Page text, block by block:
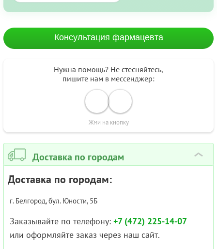
Консультация фармацевта
Нужна помощь? Не стесняйтесь,
пишите нам в мессенджер:
Жми на кнопку
Доставка по городам ›
Доставка по городам:
г. Белгород, бул. Юности, 5Б
Заказывайте по телефону: +7 (472) 225-14-07
или оформляйте заказ через наш сайт.